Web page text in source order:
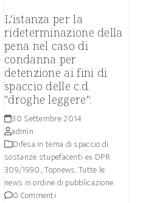
L'istanza per la
rideterminazione della
pena nel caso di
condanna per
detenzione ai fini di
spaccio delle c.d.
"droghe leggere".
30 Settembre 2014
admin
Difesa in tema di spaccio di
sostanze stupefacenti ex DPR
309/1990.,Topnews. Tutte le
news in ordine di pubblicazione.
0 Commenti